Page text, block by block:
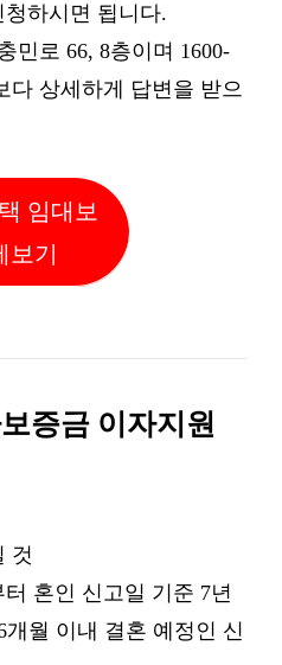
하시면 됩니다.
민로 66, 8층이며 1600-
다 상세하게 답변을 받으
임대보
기
증금 이자지원
것
혼인 신고일 기준 7년
개월 이내 결혼 예정인 신